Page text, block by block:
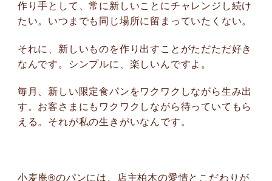
作り手として、常に新しいことにチャレンジし続け
たい。いつまでも同じ場所に留まっていたくない。
それに、新しいものを作り出すことがただただ好き
なんです。シンプルに、楽しいんですよ。
毎月、新しい限定食パンをワクワクしながら生み出
す。お客さまにもワクワクしながら待っていてもら
える。それが私の生きがいなんです。
小麦庵®のパンには、店主柏木の愛情とこだわりが